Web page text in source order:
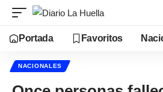
Portada Favoritos
NACIONALES